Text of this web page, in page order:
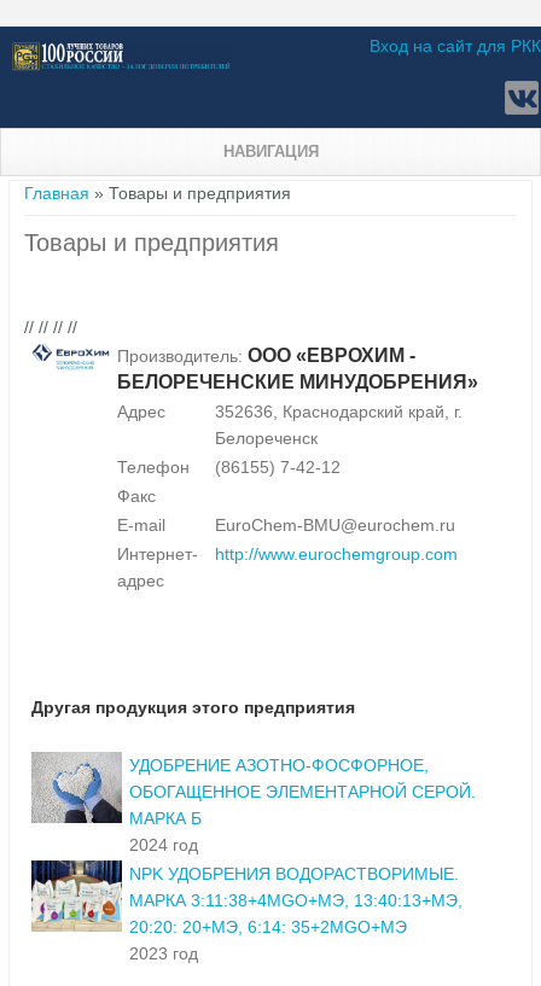
Вход на сайт для РКК
НАВИГАЦИЯ
Вы здесь
Главная » Товары и предприятия
Товары и предприятия
// // // //
Производитель: ООО «ЕВРОХИМ -
БЕЛОРЕЧЕНСКИЕ МИНУДОБРЕНИЯ»
Адрес
352636, Краснодарский край, г.
Белореченск
Телефон
(86155) 7-42-12
Факс
E-mail
EuroChem-BMU@eurochem.ru
Интернет-
адрес
http://www.eurochemgroup.com
Другая продукция этого предприятия
УДОБРЕНИЕ АЗОТНО-ФОСФОРНОЕ,
ОБОГАЩЕННОЕ ЭЛЕМЕНТАРНОЙ СЕРОЙ.
МАРКА Б
2024 год
NPK УДОБРЕНИЯ ВОДОРАСТВОРИМЫЕ.
МАРКА 3:11:38+4MGO+МЭ, 13:40:13+МЭ,
20:20: 20+МЭ, 6:14: 35+2MGO+МЭ
2023 год